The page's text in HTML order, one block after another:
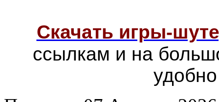
Скачать игры-
ссылкам и на